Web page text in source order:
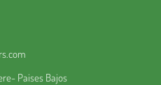
Paises Bajos